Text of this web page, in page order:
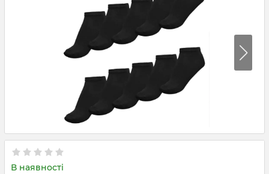
В наявності